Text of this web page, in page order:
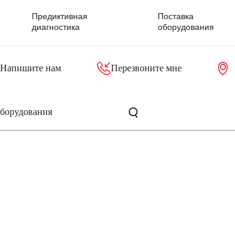
Предиктивная
диагностика
Поставка
оборудования
Напишите нам Перезвоните мне